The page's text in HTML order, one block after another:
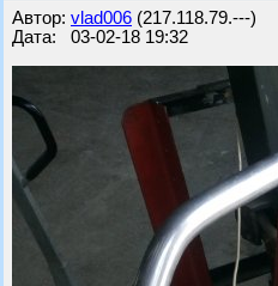
Автор: vlad006 (217.118.79.---)
Дата: 03-02-18 19:32